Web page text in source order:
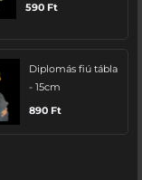
590 Ft
Diplomás fiú tábla
- 15cm
890 Ft